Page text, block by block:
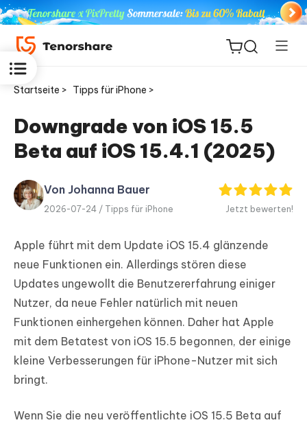
ReiBoot
PDNob
Editor
Neu
Startseite > Tipps für iPhone >
Downgrade von iOS 15.5
Beta auf iOS 15.4.1 (2025)
Von Johanna Bauer
2026-07-24 / Tipps für iPhone Jetzt bewerten!
Apple führt mit dem Update iOS 15.4 glänzende
neue Funktionen ein. Allerdings stören diese
Updates ungewollt die Benutzererfahrung einiger
Nutzer, da neue Fehler natürlich mit neuen
Funktionen einhergehen können. Daher hat Apple
mit dem Betatest von iOS 15.5 begonnen, der einige
kleine Verbesserungen für iPhone-Nutzer mit sich
bringt.
Wenn Sie die neu veröffentlichte iOS 15.5 Beta auf